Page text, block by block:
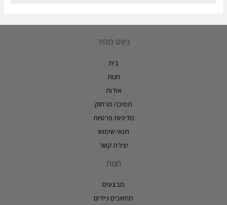
ניווט מהיר
בית
חנות
אודות
תמיכה מרחוק
מדיניות פרטיות
תנאי שימוש
יצירת קשר
חנות
מבצעים
מחשבים ניידים